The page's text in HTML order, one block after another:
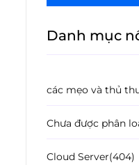
Danh mục
các mẹo và thủ
Chưa được phân
Cloud Server(404)